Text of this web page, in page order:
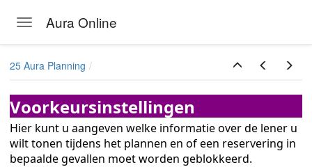
Toggle navigation
Aura Online
25 Aura Planning
Voorkeursinstellingen
Hier kunt u aangeven welke informatie over de lener u
wilt tonen tijdens het plannen en of een reservering in
bepaalde gevallen moet worden geblokkeerd.